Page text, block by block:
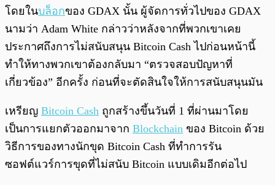
โดยในบล็อกของ GDAX นั้น ผู้จัดการทั่วไปของ GDAX
นามว่า Adam White กล่าวว่าหลังจากที่พวกเขาเคย
ประกาศถึงการไม่สนับสนุน Bitcoin Cash ไปก่อนหน้านี้
ทำให้ทางพวกเขาต้องกลับมา “ตรวจสอบปัญหาที่
เกี่ยวข้อง” อีกครั้ง ก่อนที่จะตัดสินใจให้การสนับสนุนมัน
เหรียญ Bitcoin Cash ถูกสร้างขึ้นวันที่ 1 ที่ผ่านมาโดย
เป็นการแยกตัวออกมาจาก Blockchain ของ Bitcoin ด้วย
วิธีการของทางนักขุด Bitcoin Cash ที่ทำการรัน
ซอฟต์แวร์การขุดที่ไม่สนับ Bitcoin แบบเดิมอีกต่อไป